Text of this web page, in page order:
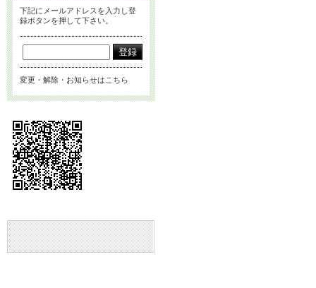
下記にメールアドレスを入力し登
録ボタンを押して下さい。
変更・解除・お知らせはこちら